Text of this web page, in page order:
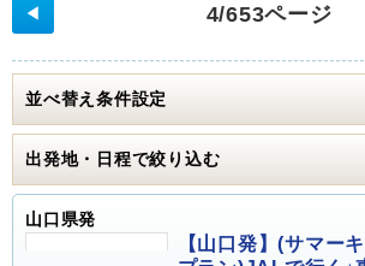
4/653ページ
◀
並べ替え条件設定
出発地・日程で絞り込む
山口県発
【山口発】(サマー